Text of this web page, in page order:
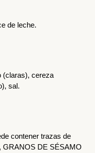
de leche.
(claras), cereza
sal.
contener trazas de
GRANOS DE SÉSAMO